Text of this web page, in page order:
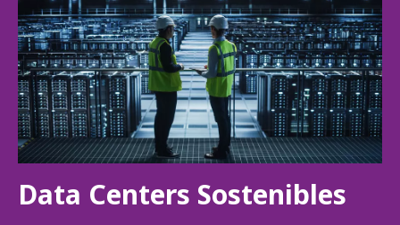
Data Centers Sostenibles